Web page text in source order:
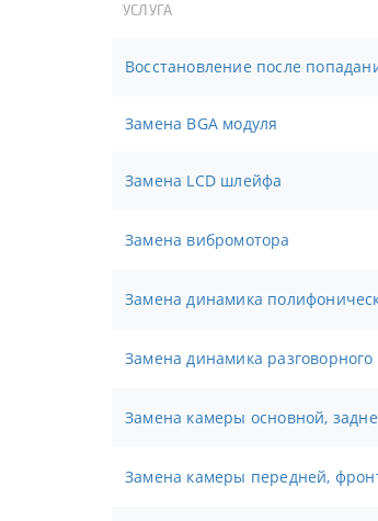
УСЛУГА
Восстановление после
Замена BGA модуля
Замена LCD шлейфа
Замена вибромотора
Замена динамика
Замена динамика
Замена камеры основной,
Замена камеры передней,